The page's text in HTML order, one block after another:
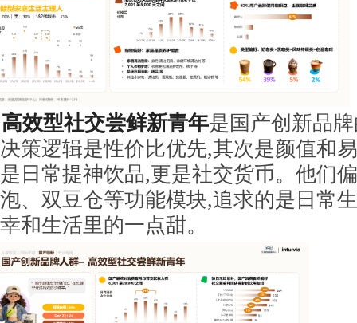
高效型社交尝鲜新青年是国产创新品
决策逻辑是性价比优先,其次是颜值和
是日常提神饮品,更是社交货币。他们
泡、双豆仓等功能模块,追求的是日常
幸和生活里的一点甜。